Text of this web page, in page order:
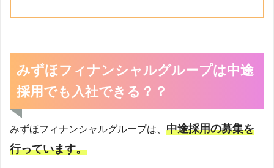
みずほフィナンシャルグループは中途
採用でも入社できる？？
みずほフィナンシャルグループは、 中途採用の募集を
行っています。